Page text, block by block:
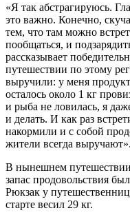
«Я так абстрагируюсь.
это важно. Конечно,
тем, что там можно
пообщаться, и
рассказывает
путешествии по этому
выручили: у меня
осталось около 1 кг
и рыба не ловилась, я
и делать. И как раз
накормили и с собой
жители всегда выручают».
В нынешнем
запас продовольствия
Рюкзак у
старте весил 29 кг.